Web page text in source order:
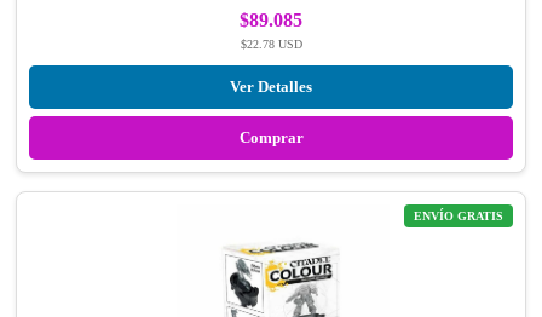
$89.085
$22.78 USD
Ver Detalles
Comprar
ENVÍO GRATIS